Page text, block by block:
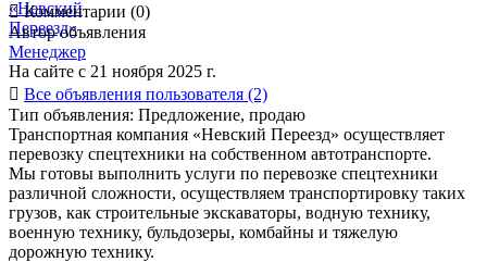
Комментарии (0)
Автор объявления
Менеджер
На сайте с 21 ноября 2025 г.
 Все объявления пользователя (2)
Тип объявления: Предложение, продаю
Транспортная компания «Невский Переезд» осуществляет
перевозку спецтехники на собственном автотранспорте.
Мы готовы выполнить услуги по перевозке спецтехники
различной сложности, осуществляем транспортировку таких
грузов, как строительные экскаваторы, водную технику,
военную технику, бульдозеры, комбайны и тяжелую
дорожную технику.